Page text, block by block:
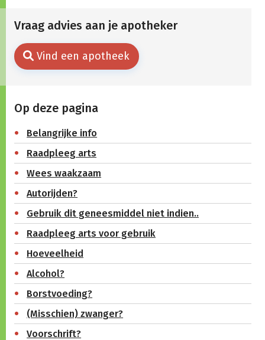
Vraag advies aan je apotheker
Vind een apotheek
Op deze pagina
Belangrijke info
Raadpleeg arts
Wees waakzaam
Autorijden?
Gebruik dit geneesmiddel niet indien..
Raadpleeg arts voor gebruik
Hoeveelheid
Alcohol?
Borstvoeding?
(Misschien) zwanger?
Voorschrift?